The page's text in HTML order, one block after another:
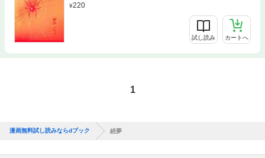
220
試し読み カートへ
1
漫画無料試し読みならdブック 続夢